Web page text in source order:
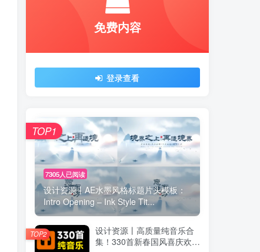
免费内容
登录查看
7305人已阅读
设计资源丨AE水墨风格标题片头模板：
Intro Opening – Ink Style Tit...
TOP1
设计资源丨高质量纯音乐合
集！330首新春国风喜庆欢庆
TOP2
隐私声明